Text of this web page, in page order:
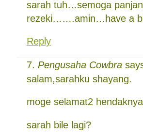
sarah tuh…semoga
rezeki…….amin…have a
Reply
Pengusaha Cowbra
salam,sarahku shayang.
moge selamat2
sarah bile lagi?